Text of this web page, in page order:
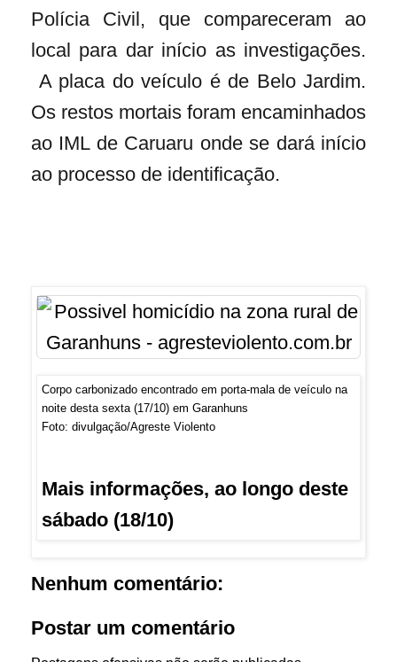
Polícia Civil, que compareceram ao
local para dar início as investigações.
A placa do veículo é de Belo Jardim.
Os restos mortais foram encaminhados
ao IML de Caruaru onde se dará início
ao processo de identificação.
Corpo carbonizado encontrado em porta-mala de veículo na
noite desta sexta (17/10) em Garanhuns
Foto: divulgação/Agreste Violento
Mais informações, ao longo deste
sábado (18/10)
Nenhum comentário:
Postar um comentário